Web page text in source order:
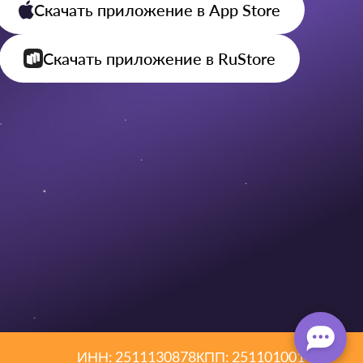
Скачать приложение в App Store
Скачать приложение в RuStore
ИНН: 2511130878КПП: 251101001